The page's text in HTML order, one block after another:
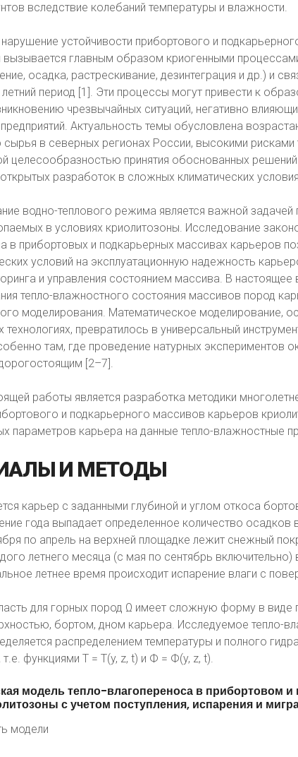
вследствие колебаний температуры и влажности.
нарушение устойчивости прибортового и
вызывается главным образом криогенными
осадка, растрескивание, дезинтеграция и др.) и
период [1]. Эти процессы могут привести к
чрезвычайных ситуаций, негативно
предприятий. Актуальность темы обусловлена
сырья в северных регионах России, высокими рисками
целесообразностью принятия обоснованных решений
разработок в сложных климатических
водно-теплового режима является важной
в условиях криолитозоны. Исследование
в прибортовых и подкарьерных массивах карьеров
условий на эксплуатационную надежность
и управления состоянием массива. В
тепло-влажностного состояния массивов пород
моделирования. Математическое моделирование,
превратилось в универсальный
там, где проведение натурных экспериментов
[2–7].
работы является разработка методики
и подкарьерного массивов карьеров
параметров карьера на данные тепло-влажностные
И МЕТОДЫ
карьер c заданными глубиной и углом откоса
года выпадает определенное количество осадков
по апрель на верхней площадке лежит снежный
летнего месяца (с мая по сентябрь включительно)
летнее время происходит испарение влаги с
для горных пород Ω имеет сложную форму в виде
бортом, дном карьера. Исследуемое тепло-
распределением температуры и полного
функциями T = T(y, z, t) и Ф = Ф(y, z, t).
модельтепло-влагопереноса в прибортовом и
сучетом поступления, испарения и
модели